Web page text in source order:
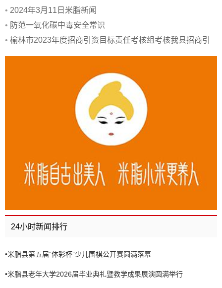
• 2024年3月11日米脂新闻
• 防范一氧化碳中毒安全常识
• 榆林市2023年度招商引资目标责任考核组考核我县招商引
资工作
24小时新闻排行
•米脂县第五届“体彩杯”少儿围棋公开赛圆满落幕
•米脂县老年大学2026届毕业典礼暨教学成果展演圆满举行